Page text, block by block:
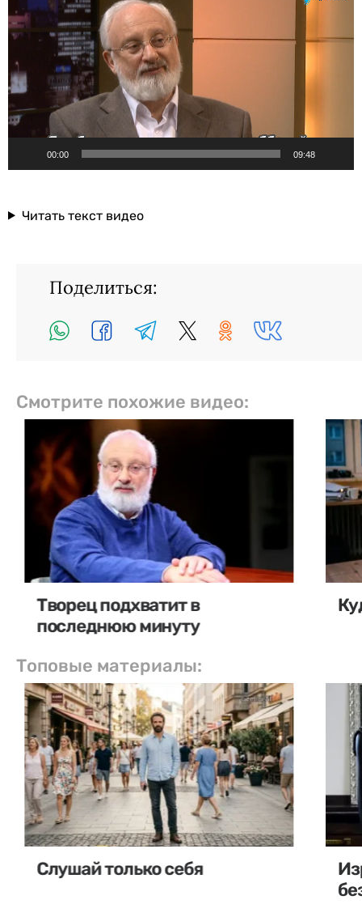
00:00 09:48
Читать текст видео
Поделиться:
Смотрите похожие видео:
Творец подхватит в
последнюю минуту
Топовые материалы:
Слушай только себя